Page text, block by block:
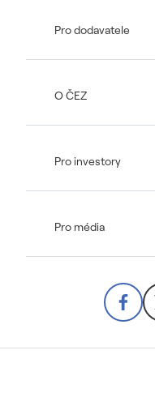
Pro dodavatele
O ČEZ
Pro investory
Pro média